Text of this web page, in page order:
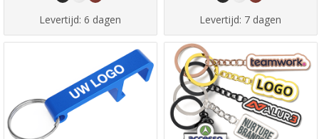
Levertijd: 6 dagen Levertijd: 7 dagen